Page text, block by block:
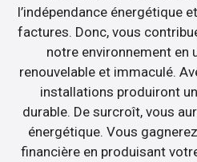
l’indépendance énergétique
factures. Donc, vous
notre environnement en
renouvelable et immaculé.
installations produiront
durable. De surcroît, vous
énergétique. Vous
financière en produisant